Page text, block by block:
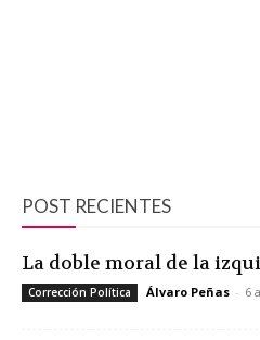
POST RECIENTES
La doble moral de la
Corrección Política Álvaro Peñas - 6